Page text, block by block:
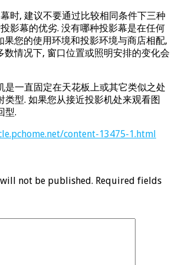
时, 建议不要通过比较相同条件下三种
影幕的优劣. 没有哪种投影幕是在任何
果您的使用环境和投影环境与商店相配,
数情况下, 窗口位置或照明安排的变化会
是一直固定在天花板上或其它类似之处
类型. 如果您从接近投影机处来观看图
型.
content-13475-1.html
not be published. Required fields